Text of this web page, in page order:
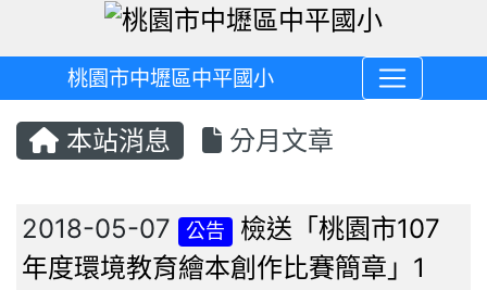
桃園市中壢區中平國小
本站消息 分月文章
文章列表
2018-05-07 公告
檢送「桃園市107
年度環境教育繪本創作比賽簡章」1